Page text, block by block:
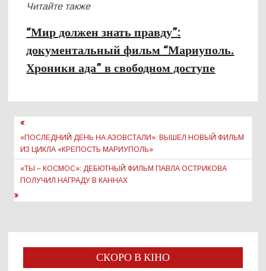
Читайте также
“Мир должен знать правду”:
документальный фильм “Мариуполь.
Хроники ада” в свободном доступе
Навигация
по
записям
«ПОСЛЕДНИЙ ДЕНЬ НА АЗОВСТАЛИ»: ВЫШЕЛ НОВЫЙ ФИЛЬМ
ИЗ ЦИКЛА «КРЕПОСТЬ МАРИУПОЛЬ»
«ТЫ – КОСМОС»: ДЕБЮТНЫЙ ФИЛЬМ ПАВЛА ОСТРИКОВА
ПОЛУЧИЛ НАГРАДУ В КАННАХ
СКОРО В КІНО